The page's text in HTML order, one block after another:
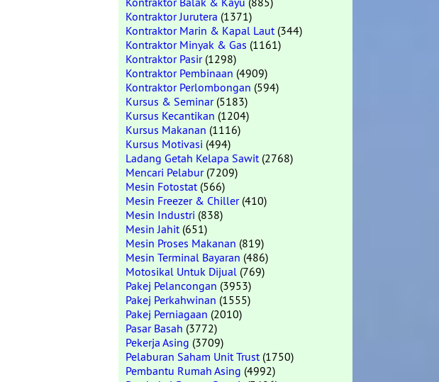
Kontraktor Jurutera (1371)
Kontraktor Marin & Kapal Laut(344)
Kontraktor Minyak & Gas (1161)
Kontraktor Pasir(1298)
Kontraktor Pembinaan (4909)
Kontraktor Perlombongan (594)
Kursus & Seminar(5183)
Kursus Kecantikan (1204)
Kursus Makanan (1116)
Kursus Motivasi (494)
Ladang Getah Kelapa Sawit(2768)
Mencari Pelabur(7209)
Mesin Fotostat(566)
Mesin Freezer & Chiller(410)
Mesin Industri (838)
Mesin Jahit(651)
Mesin Proses Makanan (819)
Mesin Terminal Bayaran (486)
Motosikal Untuk Dijual (769)
Pakej Pelancongan (3953)
Pakej Perkahwinan (1555)
Pakej Perniagaan (2010)
Pasar Basah (3772)
Pekerja Asing (3709)
Pelaburan Saham Unit Trust(1750)
Pembantu Rumah Asing (4992)